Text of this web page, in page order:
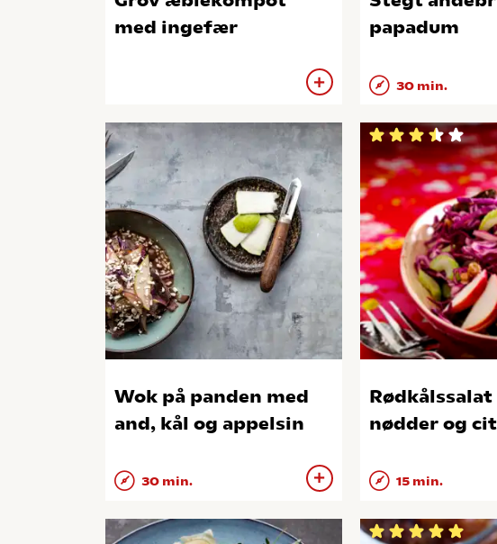
med ingefær
papadum
30 min.
Wok på panden med
and, kål og appelsin
30 min.
Rødkålssalat
nødder og
15 min.